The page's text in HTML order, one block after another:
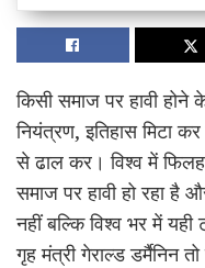
किसी समाज पर हावी होने
नियंत्रण, इतिहास मिटा
से ढाल कर। विश्व में
समाज पर हावी हो रहा है
नहीं बल्कि विश्व भर में
गृह मंत्री गेराल्ड डर्मैनिन